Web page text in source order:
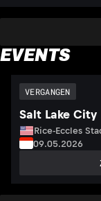
EVENTS
VERGANGEN
Salt Lake City
Rice-Eccles
09.05.2026